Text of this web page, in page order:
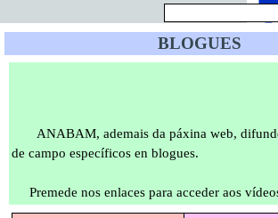
BLOGUES
ANABAM, ademais da páxina web,
de campo específicos en blogues.
Premede nos enlaces para acceder aos